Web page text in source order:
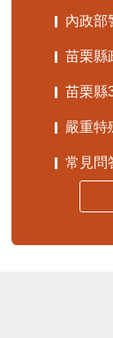
內政部
苗栗縣
苗栗縣
嚴重特
常見問